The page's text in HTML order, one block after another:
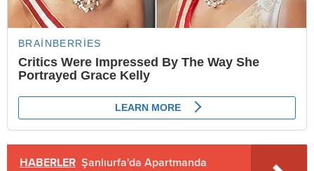
HABERLER Şanlıurfa'da Apartmanda